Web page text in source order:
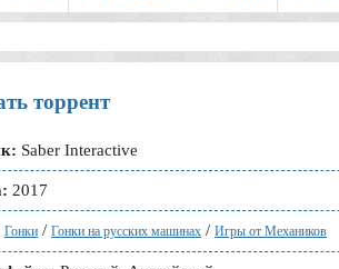
торрент
Saber Interactive
2017
Гонки / Гонки на русских машинах / Игры от Механиков